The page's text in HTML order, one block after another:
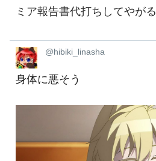
ミア報告書代打ちしてやがる
@hibiki_linasha
身体に悪そう